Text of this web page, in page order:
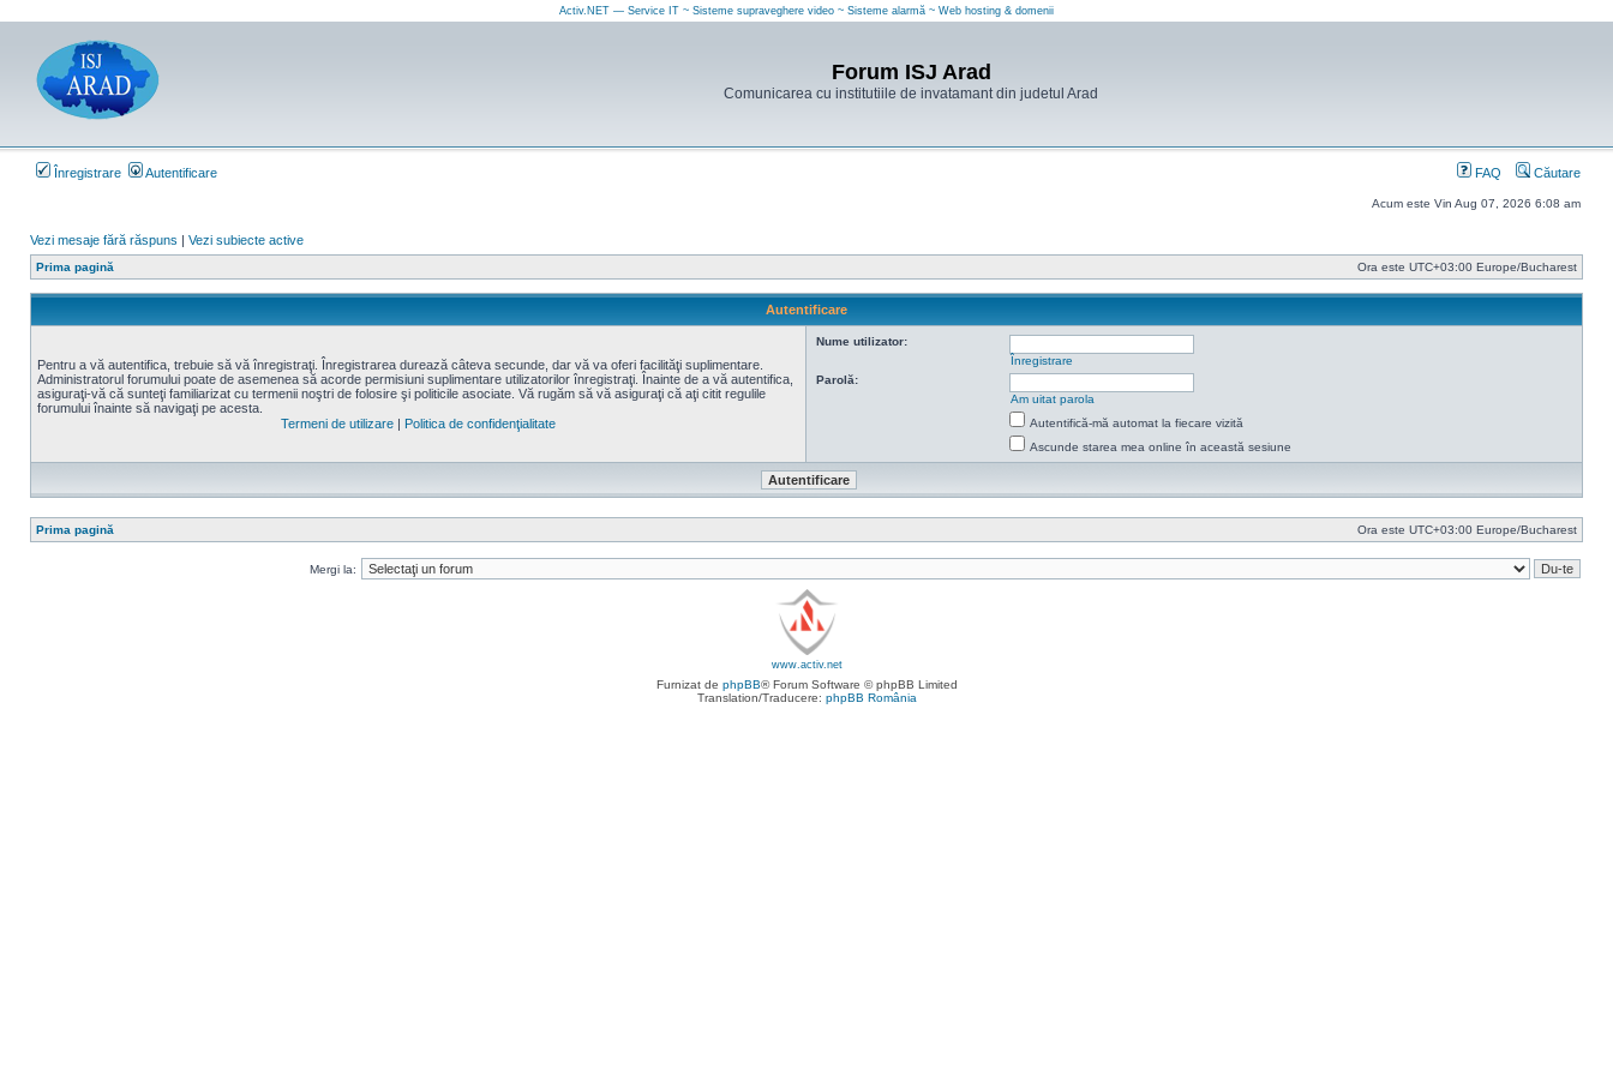
Activ.NET — Service IT ~ Sisteme supraveghere video ~ Sisteme alarmă ~ Web hosting & domenii
Forum ISJ Arad
Comunicarea cu institutiile de invatamant din judetul Arad
Înregistrare Autentificare FAQ Căutare
Acum este Vin Aug 07, 2026 6:08 am
Vezi mesaje fără răspuns | Vezi subiecte active
Prima pagină Ora este UTC+03:00 Europe/Bucharest
Autentificare
Pentru a vă autentifica, trebuie să vă înregistraţi. Înregistrarea durează câteva secunde, dar vă va oferi facilităţi suplimentare.
Administratorul forumului poate de asemenea să acorde permisiuni suplimentare utilizatorilor înregistraţi. Înainte de a vă autentifica,
asiguraţi-vă că sunteţi familiarizat cu termenii noştri de folosire şi politicile asociate. Vă rugăm să vă asiguraţi că aţi citit regulile
forumului înainte să navigaţi pe acesta.
Termeni de utilizare | Politica de confidenţialitate
Nume utilizator:
Înregistrare
Parolă:
Am uitat parola
Autentifică-mă automat la fiecare vizită
Ascunde starea mea online în această sesiune
Prima pagină Ora este UTC+03:00 Europe/Bucharest
Mergi la:
www.activ.net
Furnizat de phpBB® Forum Software © phpBB Limited
Translation/Traducere: phpBB România